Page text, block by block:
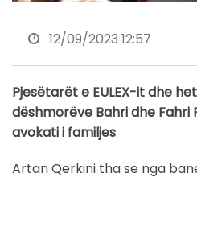
12/09/2023 12:57
Pjesëtarët e EULEX-it dhe
dëshmorëve Bahri dhe
avokati i familjes.
Artan Qerkini tha se nga